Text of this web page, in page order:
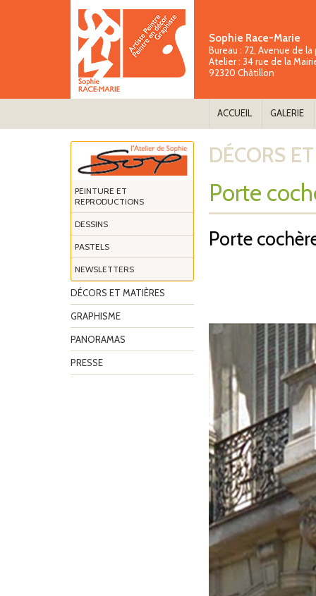
PEINTURE ET
REPRODUCTIONS
DESSINS
PASTELS
NEWSLETTERS
DÉCORS ET MATIÈRES
GRAPHISME
PANORAMAS
PRESSE
Sophie Race-Marie
Bureau : 72, Avenue de la
Atelier : 34 rue de la
92320 Châtillon
ACCUEIL GALERIE
DÉCORS
Porte
Porte